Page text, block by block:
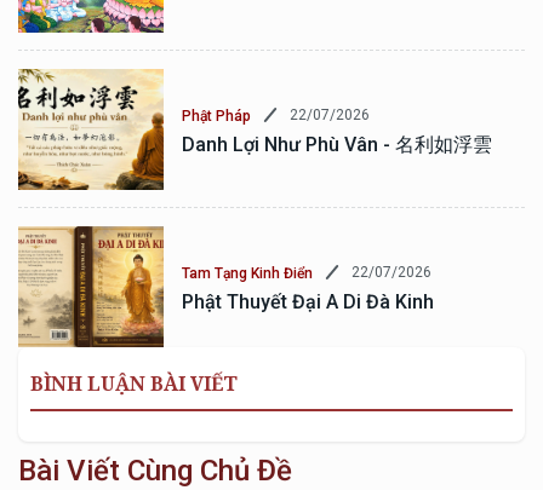
Phật Pháp 22/07/2026
Danh Lợi Như Phù Vân - 名利如浮雲
Tam Tạng Kinh Điển 22/07/2026
Phật Thuyết Đại A Di Đà Kinh
BÌNH LUẬN BÀI VIẾT
Bài Viết Cùng Chủ Đề